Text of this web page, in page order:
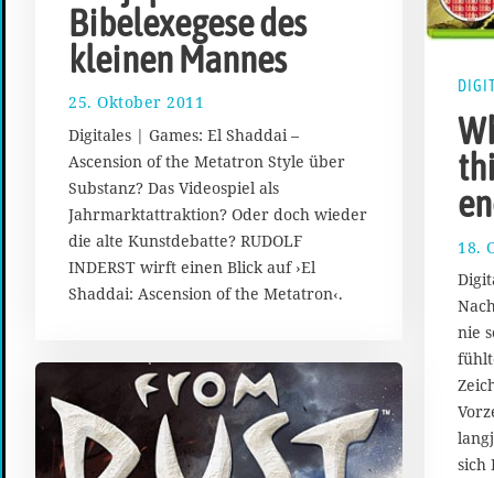
Bibelexegese des
kleinen Mannes
25. Oktober 2011
.
S
e
p
t
m
b
2
0
1
7
Digitales | Games: El Shaddai –
Ascension of the Metatron Style über
Substanz? Das Videospiel als
Jahrmarktattraktion? Oder doch wieder
die alte Kunstdebatte? RUDOLF
INDERST wirft einen Blick auf ›El
Shaddai: Ascension of the Metatron‹.
18.
nie
sich